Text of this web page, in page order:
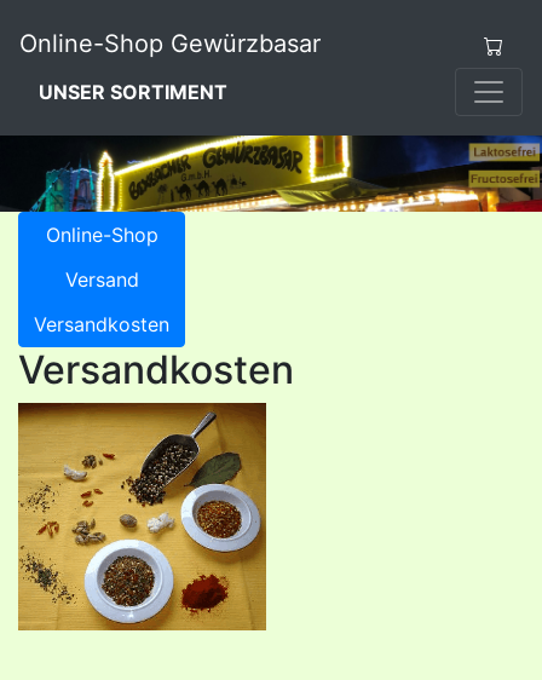
Online-Shop Gewürzbasar
UNSER SORTIMENT
Online-Shop
Versand
Versandkosten
Versandkosten